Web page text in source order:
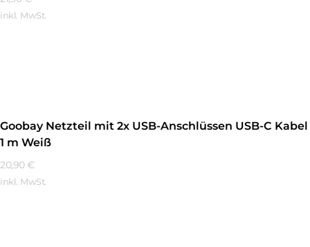
inkl. MwSt.
Goobay Netzteil mit 2x USB-Anschlüssen USB-C Kabel
1 m Weiß
20,90 €
inkl. MwSt.